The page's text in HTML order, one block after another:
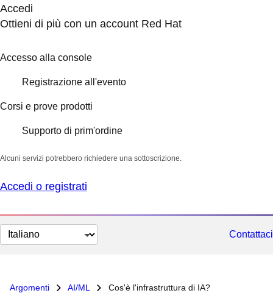
Accedi
Ottieni di più con un account Red Hat
Accesso alla console
Registrazione all'evento
Corsi e prove prodotti
Supporto di prim'ordine
Alcuni servizi potrebbero richiedere una sottoscrizione.
Accedi o registrati
Cambia
lingua
Contattaci
Argomenti AI/ML Cos'è l'infrastruttura di IA?